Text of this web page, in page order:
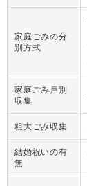
家庭ごみの分
別方式
家庭ごみ戸別
収集
粗大ごみ収集
結婚祝いの有
無